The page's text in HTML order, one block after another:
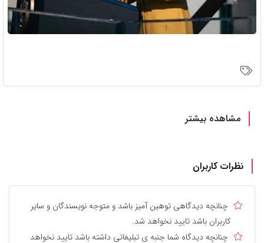
مشاهده بیشتر
نظرات کاربران
چنانچه دیدگاهی توهین آمیز باشد و متوجه نویسندگان و سایر
کاربران باشد تایید نخواهد شد.
چنانچه دیدگاه شما جنبه ی تبلیغاتی داشته باشد تایید نخواهد